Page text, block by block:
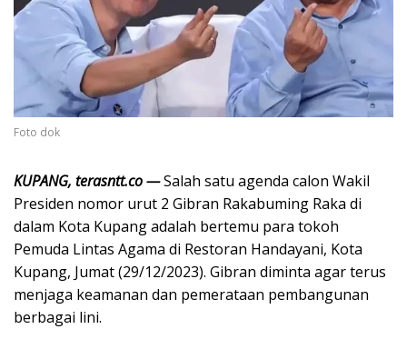
Foto dok
KUPANG, terasntt.co —Salah satu agenda calon Wakil
Presiden nomor urut 2 Gibran Rakabuming Raka di
dalam Kota Kupang adalah bertemu para tokoh
Pemuda Lintas Agama di Restoran Handayani, Kota
Kupang, Jumat (29/12/2023). Gibran diminta agar terus
menjaga keamanan dan pemerataan pembangunan
berbagai lini.